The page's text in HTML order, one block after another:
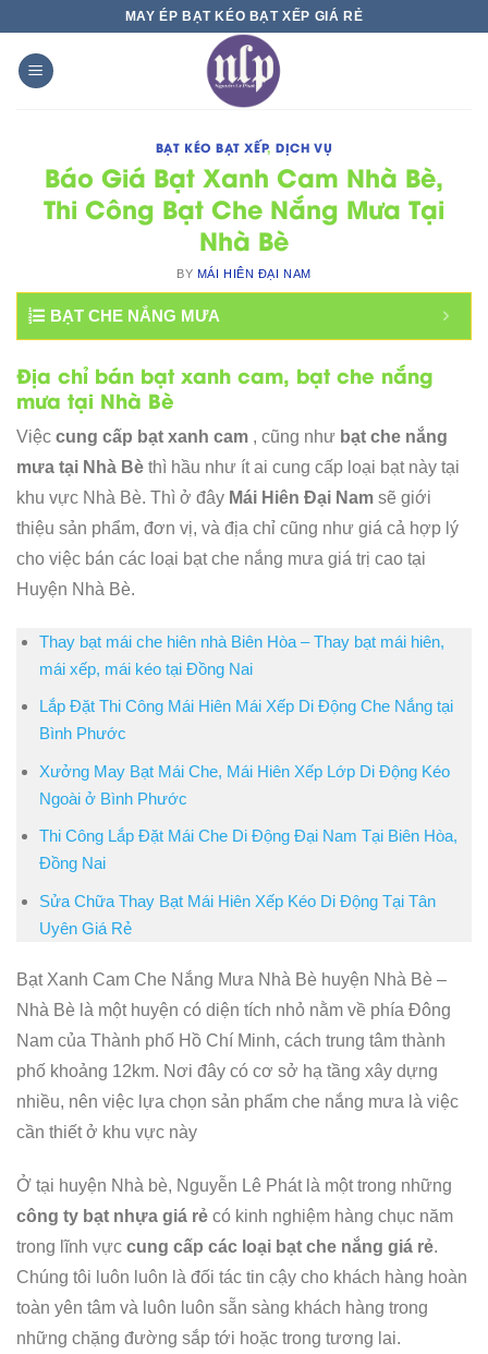
content
MAY ÉP BẠT KÉO BẠT XẾP GIÁ RẺ
BẠT KÉO BẠT XẾP,DỊCH VỤ
Báo Giá Bạt Xanh Cam Nhà Bè,
Thi Công Bạt Che Nắng Mưa Tại
Nhà Bè
BY MÁI HIÊN ĐẠI NAM
BẠT CHE NẮNG MƯA
Địa chỉ bán bạt xanh cam, bạt che nắng
mưa tại Nhà Bè
Việc cung cấp bạt xanh cam , cũng như bạt che nắng
mưa tại Nhà Bè thì hầu như ít ai cung cấp loại bạt này tại
khu vực Nhà Bè. Thì ở đây Mái Hiên Đại Nam sẽ giới
thiệu sản phẩm, đơn vị, và địa chỉ cũng như giá cả hợp lý
cho việc bán các loại bạt che nắng mưa giá trị cao tại
Huyện Nhà Bè.
Thay bạt mái che hiên nhà Biên Hòa – Thay bạt mái hiên,
mái xếp, mái kéo tại Đồng Nai
Lắp Đặt Thi Công Mái Hiên Mái Xếp Di Động Che Nắng tại
Bình Phước
Xưởng May Bạt Mái Che, Mái Hiên Xếp Lớp Di Động Kéo
Ngoài ở Bình Phước
Thi Công Lắp Đặt Mái Che Di Động Đại Nam Tại Biên Hòa,
Đồng Nai
Sửa Chữa Thay Bạt Mái Hiên Xếp Kéo Di Động Tại Tân
Uyên Giá Rẻ
Bạt Xanh Cam Che Nắng Mưa Nhà Bè huyện Nhà Bè –
Nhà Bè là một huyện có diện tích nhỏ nằm về phía Đông
Nam của Thành phố Hồ Chí Minh, cách trung tâm thành
phố khoảng 12km. Nơi đây có cơ sở hạ tầng xây dựng
nhiều, nên việc lựa chọn sản phẩm che nắng mưa là việc
cần thiết ở khu vực này
Ở tại huyện Nhà bè, Nguyễn Lê Phát là một trong những
công ty bạt nhựa giá rẻ có kinh nghiệm hàng chục năm
trong lĩnh vực cung cấp các loại bạt che nắng giá rẻ.
Chúng tôi luôn luôn là đối tác tin cậy cho khách hàng hoàn
toàn yên tâm và luôn luôn sẵn sàng khách hàng trong
những chặng đường sắp tới hoặc trong tương lai.